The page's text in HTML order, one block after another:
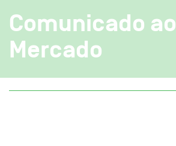
Comunicado ao
Mercado